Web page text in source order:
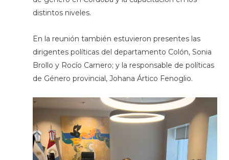
distintos niveles.
En la reunión también estuvieron presentes las
dirigentes políticas del departamento Colón, Sonia
Brollo y Rocío Carnero; y la responsable de políticas
de Género provincial, Johana Ártico Fenoglio.